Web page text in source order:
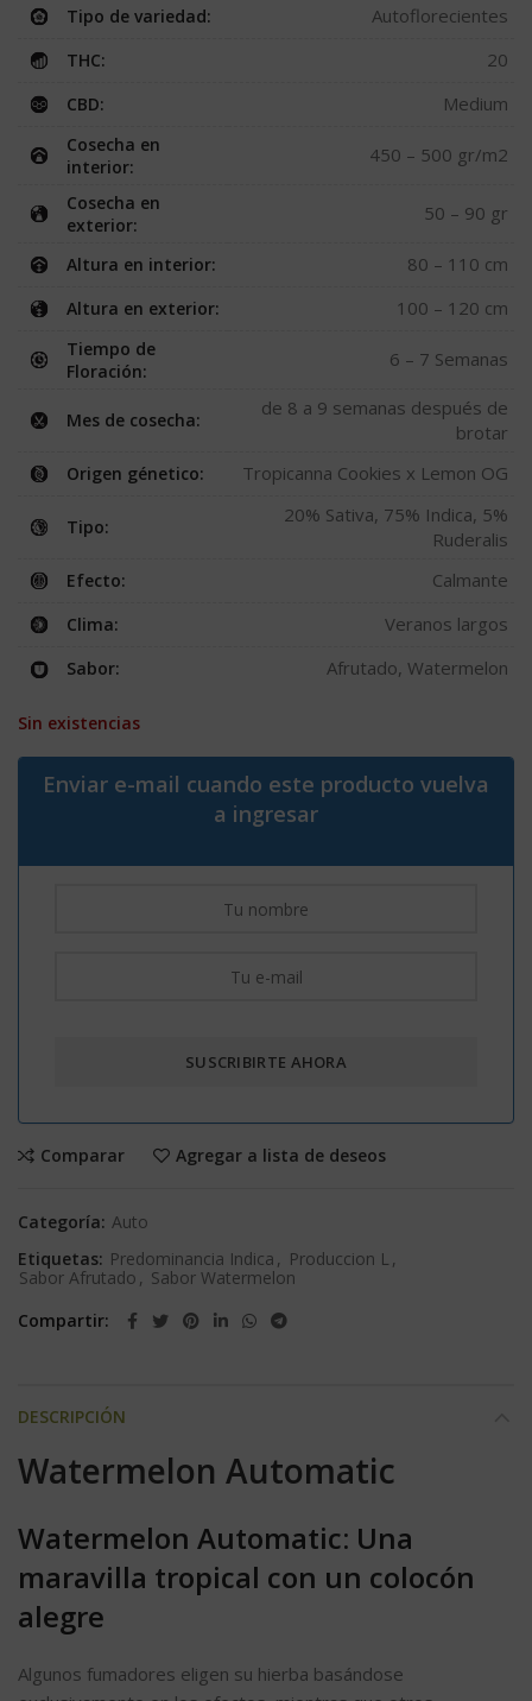
Tipo de variedad: Autoflorecientes
THC: 20
CBD: Medium
Cosecha en
interior:
450 – 500 gr/m2
Cosecha en
exterior:
50 – 90 gr
Altura en interior: 80 – 110 cm
Altura en exterior: 100 – 120 cm
Tiempo de
Floración:
6 – 7 Semanas
Mes de cosecha:
de 8 a 9 semanas después de
brotar
Origen génetico: Tropicanna Cookies x Lemon OG
Tipo:
20% Sativa, 75% Indica, 5%
Ruderalis
Efecto: Calmante
Clima: Veranos largos
Sabor: Afrutado, Watermelon
Sin existencias
Enviar e-mail cuando este producto vuelva
a ingresar
Comparar Agregar a lista de deseos
Categoría: Auto
Etiquetas: Predominancia Indica , Produccion L ,
Sabor Afrutado , Sabor Watermelon
Compartir
DESCRIPCIÓN
Watermelon Automatic
Watermelon Automatic: Una
maravilla tropical con un colocón
alegre
Algunos fumadores eligen su hierba basándose